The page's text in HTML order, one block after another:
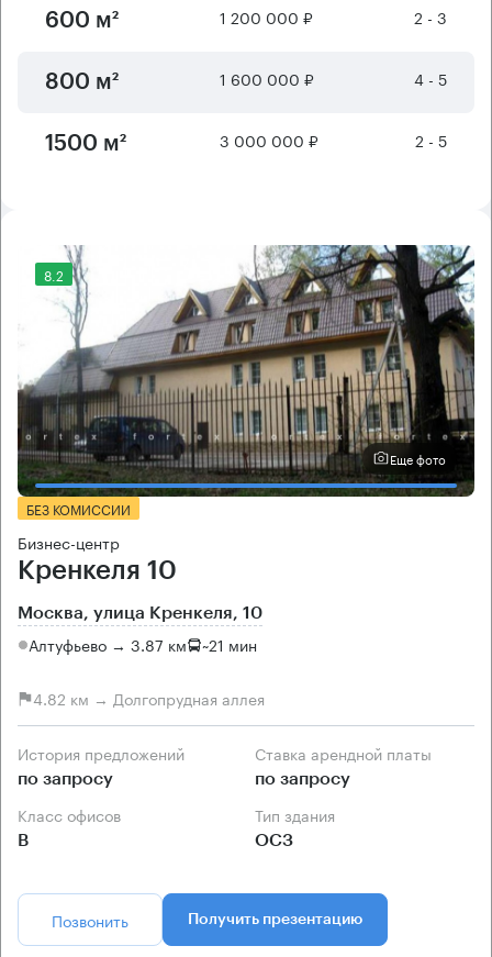
600 м² 1 200 000 ₽ 2 - 3
800 м² 1 600 000 ₽ 4 - 5
1500 м² 3 000 000 ₽ 2 - 5
8.2
Еще фото
БЕЗ КОМИССИИ
Бизнес-центр
Кренкеля 10
Москва, улица Кренкеля, 10
Алтуфьево → 3.87 км ~21 мин
4.82 км → Долгопрудная аллея
История предложений
по запросу
Ставка арендной платы
по запросу
Класс офисов
B
Тип здания
ОСЗ
Позвонить Получить презентацию